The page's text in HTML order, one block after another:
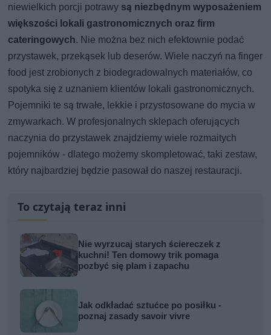
niewielkich porcji potrawy są niezbędnym wyposażeniem
większości lokali gastronomicznych oraz firm
cateringowych. Nie można bez nich efektownie podać
przystawek, przekąsek lub deserów. Wiele naczyń na finger
food jest zrobionych z biodegradowalnych materiałów, co
spotyka się z uznaniem klientów lokali gastronomicznych.
Pojemniki te są trwałe, lekkie i przystosowane do mycia w
zmywarkach. W profesjonalnych sklepach oferujących
naczynia do przystawek znajdziemy wiele rozmaitych
pojemników - dlatego możemy skompletować, taki zestaw,
który najbardziej będzie pasował do naszej restauracji.
To czytają teraz inni
Nie wyrzucaj starych ściereczek z
kuchni! Ten domowy trik pomaga
pozbyć się plam i zapachu
Jak odkładać sztućce po posiłku -
poznaj zasady savoir vivre